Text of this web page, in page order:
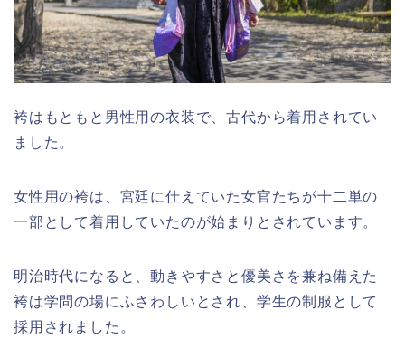
袴はもともと男性用の衣装で、古代から着用されてい
ました。
女性用の袴は、宮廷に仕えていた女官たちが十二単の
一部として着用していたのが始まりとされています。
明治時代になると、動きやすさと優美さを兼ね備えた
袴は学問の場にふさわしいとされ、学生の制服として
採用されました。